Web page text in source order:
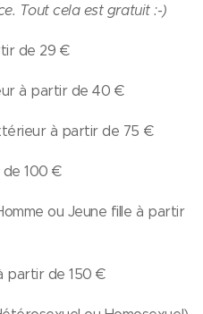
Tout cela est gratuit :-)
de 29 €
à partir de 40 €
à partir de 75 €
100 €
ou Jeune fille à partir
partir de 150 €